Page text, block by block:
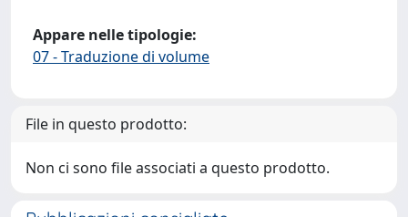
Appare nelle tipologie:
07 - Traduzione di volume
File in questo prodotto:
Non ci sono file associati a questo prodotto.